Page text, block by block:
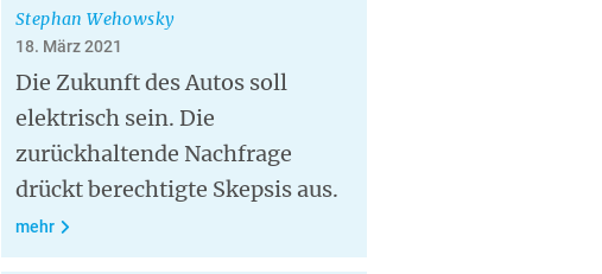
Stephan Wehowsky
18. März 2021
Die Zukunft des Autos soll
elektrisch sein. Die
zurückhaltende Nachfrage
drückt berechtigte Skepsis aus.
mehr